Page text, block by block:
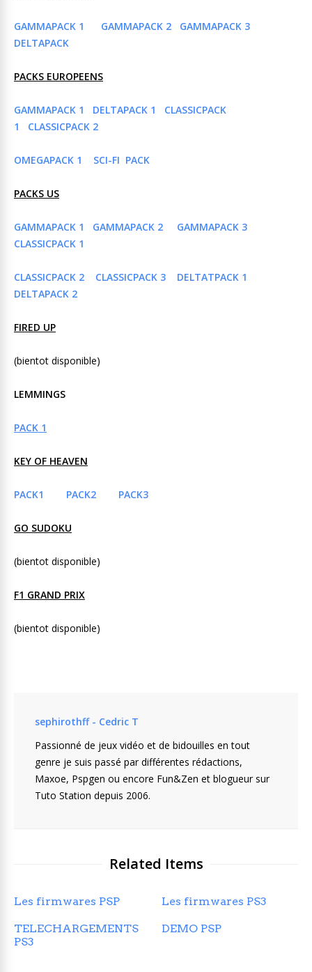
GAMMAPACK 1 GAMMAPACK 2
GAMMAPACK 3
DELTAPACK
PACKS EUROPEENS
GAMMAPACK 1 DELTAPACK 1
CLASSICPACK
1
CLASSICPACK 2
OMEGAPACK 1 SCI-FI PACK
PACKS US
GAMMAPACK 1 GAMMAPACK 2
GAMMAPACK 3
CLASSICPACK 1
CLASSICPACK 2 CLASSICPACK 3
DELTATPACK 1
DELTAPACK 2
FIRED UP
(bientot disponible)
LEMMINGS
PACK 1
KEY OF HEAVEN
PACK1 PACK2 PACK3
GO SUDOKU
(bientot disponible)
F1 GRAND PRIX
(bientot disponible)
sephirothff - Cedric T
Passionné de jeux vidéo et de bidouilles en tout
genre je suis passé par différentes rédactions,
Maxoe, Pspgen ou encore Fun&Zen et blogueur sur
Tuto Station depuis 2006.
Related Items
Les firmwares PSP Les firmwares PS3
TELECHARGEMENTS
PS3
DEMO PSP